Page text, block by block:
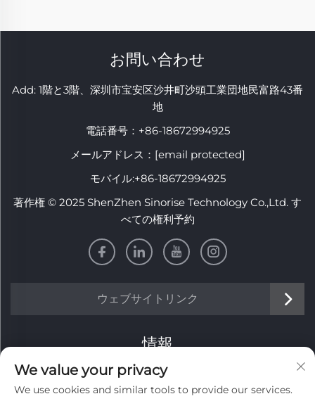
お問い合わせ
Add: 1階と3階、深圳市宝安区沙井町沙頭工業団地民富路43番
地
電話番号： +86-18672994925
メールアドレス： [email protected]
モバイル:+86-18672994925
著作権 © 2025 ShenZhen Sinorise Technology Co.,Ltd. す
べての権利予約
ウェブサイトリンク
情報
毎週のニュースレターを受け取るにはサインアップしてくだ
さい
We value your privacy
We use cookies and similar tools to provide our services.